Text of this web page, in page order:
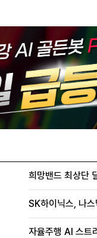
희망밴드 최상단
SK하이닉스, 나
자율주행 AI 스트